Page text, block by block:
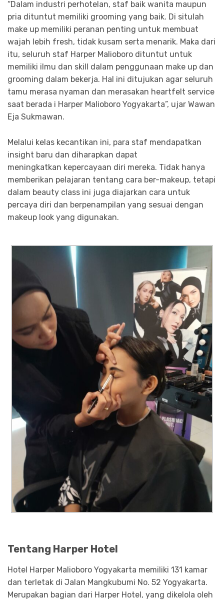
“Dalam industri perhotelan, staf baik wanita maupun
pria dituntut memiliki grooming yang baik. Di situlah
make up memiliki peranan penting untuk membuat
wajah lebih fresh, tidak kusam serta menarik. Maka dari
itu, seluruh staf Harper Malioboro dituntut untuk
memiliki ilmu dan skill dalam penggunaan make up dan
grooming dalam bekerja. Hal ini ditujukan agar seluruh
tamu merasa nyaman dan merasakan heartfelt service
saat berada i Harper Malioboro Yogyakarta”, ujar Wawan
Eja Sukmawan.
Melalui kelas kecantikan ini, para staf mendapatkan
insight baru dan diharapkan dapat
meningkatkan kepercayaan diri mereka. Tidak hanya
memberikan pelajaran tentang cara ber-makeup, tetapi
dalam beauty class ini juga diajarkan cara untuk
percaya diri dan berpenampilan yang sesuai dengan
makeup look yang digunakan.
Tentang Harper Hotel
Hotel Harper Malioboro Yogyakarta memiliki 131 kamar
dan terletak di Jalan Mangkubumi No. 52 Yogyakarta.
Merupakan bagian dari Harper Hotel, yang dikelola oleh